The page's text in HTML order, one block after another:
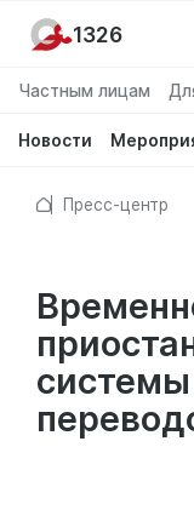
Частным лицам
Новости
1326
Пресс-центр